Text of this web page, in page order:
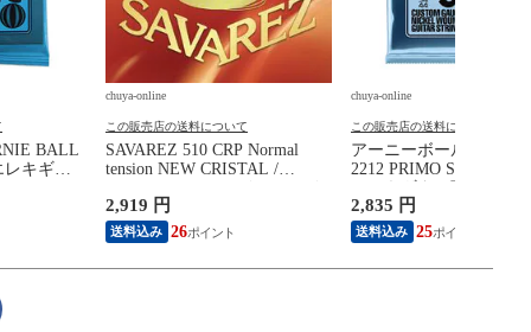
BALL
キギタ
chuya-online
この販売店の送料について
SAVAREZ 510 CRP Normal
tension NEW CRISTAL /
ギター弦
2,919 円
送料込み 26
chuya-online
この販売店の送料について
アーニーボール ERNIE
2212 PRIMO SLINKY
エレキギター弦×3セッ
2,835 円
送料込み 25